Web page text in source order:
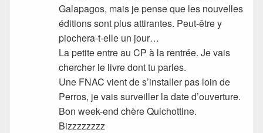
Galapagos, mais je pense que les nouvelles
éditions sont plus attirantes. Peut-être y
piochera-t-elle un jour…
La petite entre au CP à la rentrée. Je vais
chercher le livre dont tu parles.
Une FNAC vient de s’installer pas loin de
Perros, je vais surveiller la date d’ouverture.
Bon week-end chère Quichottine.
Bizzzzzzzz